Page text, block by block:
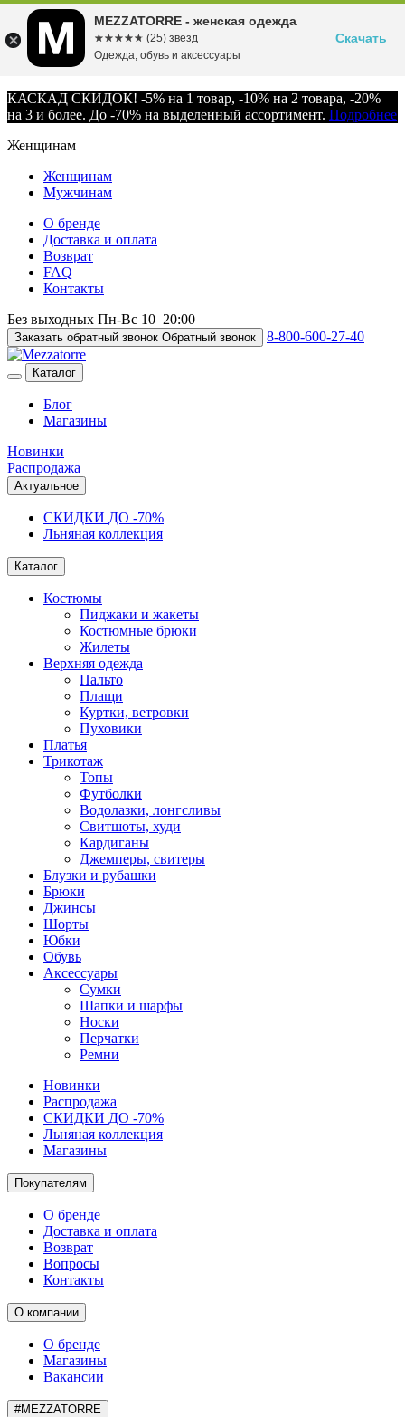
КАСКАД СКИДОК! -5% на 1 товар, -10% на 2 товара, -20%
на 3 и более. До -70% на выделенный ассортимент. Подробнее
Женщинам
Женщинам
Мужчинам
О бренде
Доставка и оплата
Возврат
FAQ
Контакты
Без выходных Пн-Вс 10–20:00
Заказать обратный звонок Обратный звонок 8-800-600-27-40
Каталог
Блог
Магазины
Новинки
Распродажа
Актуальное
СКИДКИ ДО -70%
Льняная коллекция
Каталог
Костюмы
Пиджаки и жакеты
Костюмные брюки
Жилеты
Верхняя одежда
Пальто
Плащи
Куртки, ветровки
Пуховики
Платья
Трикотаж
Топы
Футболки
Водолазки, лонгсливы
Свитшоты, худи
Кардиганы
Джемперы, свитеры
Блузки и рубашки
Брюки
Джинсы
Шорты
Юбки
Обувь
Аксессуары
Сумки
Шапки и шарфы
Носки
Перчатки
Ремни
Новинки
Распродажа
СКИДКИ ДО -70%
Льняная коллекция
Магазины
Покупателям
О бренде
Доставка и оплата
Возврат
Вопросы
Контакты
О компании
О бренде
Магазины
Вакансии
#MEZZATORRE
MEZZATORRE - женская одежда
☆☆☆☆☆
★★★★★ (25) звезд
Одежда, обувь и аксессуары
Скачать